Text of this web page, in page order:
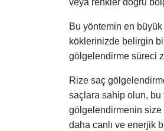
Bu yöntemin en büyük
köklerinizde belirgin
gölgelendirme süreci
Rize saç
saçlara sahip olun, bu
gölgelendirmenin size
daha canlı ve enerjik